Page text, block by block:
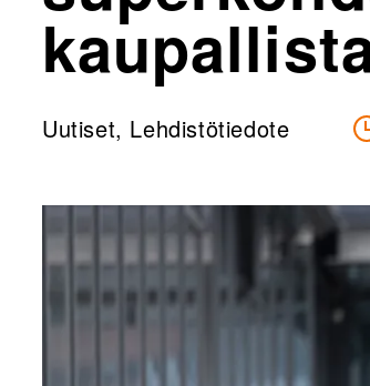
Uutiset, Lehdistötiedote